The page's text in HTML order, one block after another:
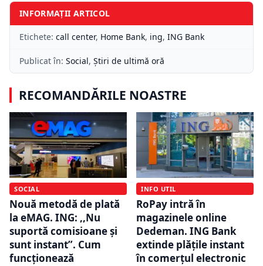
INFORMAȚII ARTICOL
Etichete: call center, Home Bank, ing, ING Bank
Publicat în: Social, Știri de ultimă oră
RECOMANDĂRILE NOASTRE
SOCIAL
Nouă metodă de plată
la eMAG. ING: ,,Nu
suportă comisioane și
sunt instant”. Cum
funcționează
INFO UTIL
RoPay intră în
magazinele online
Dedeman. ING Bank
extinde plățile instant
în comerțul electronic